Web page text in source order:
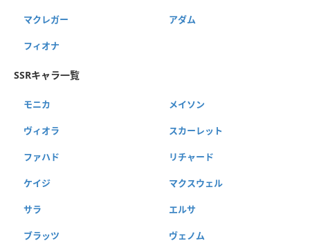
マクレガー アダム
フィオナ
SSRキャラ一覧
モニカ メイソン
ヴィオラ スカーレット
ファハド リチャード
ケイジ マクスウェル
サラ エルサ
ブラッツ ヴェノム